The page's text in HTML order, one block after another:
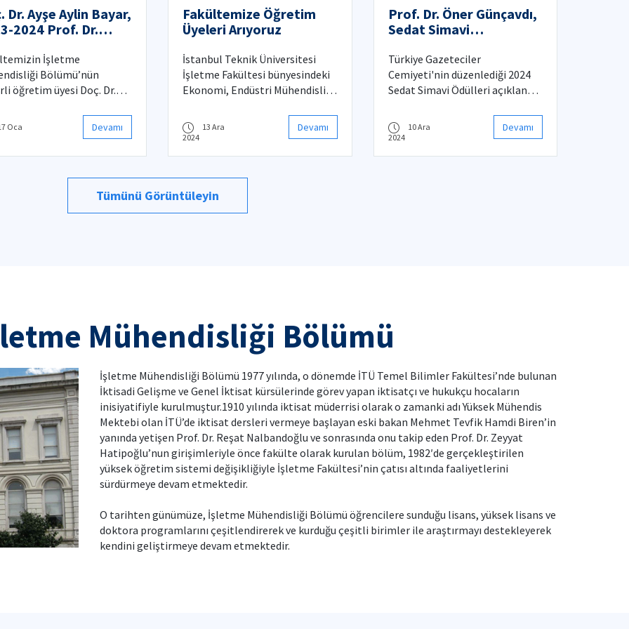
Award) layık görülmüştür.
Dr. Ayşe Aylin Bayar,
2024 Prof. Dr.
büyük onur
İşletme
Bölümü’nün
öğretim üyesi Doç. Dr.
yılında
üstün nitelikli
Üstünel Araştırma
layık görülmüştür.
Oca
Devamı
Fakültemize Öğretim
Üyeleri Arıyoruz
İstanbul Teknik Üniversitesi
İşletme Fakültesi bünyesindeki
Ekonomi, Endüstri Mühendisliği,
bölümlerine çeşitli kadrolarda
öğretim üyesi arayışımız devam
13 Ara
2024
Devamı
Prof. Dr. Öner Günçavdı,
Sedat Simavi
Türkiye Gazeteciler
Cemiyeti'nin düzenlediği 2024
Sedat Simavi Ödülleri açıklandı.
Büyüdük? 2001 Sonrası Büyüme
Üzerine Analitik Bir İnceleme"
10 Ara
2024
Devamı
Tümünü Görüntüleyin
Mühendisliği Bölümü
İşletme Mühendisliği Bölümü 1977 yılında, o dönemde İTÜ Temel Bilimler Fakültesi’nde bulunan
İktisadi Gelişme ve Genel İktisat kürsülerinde görev yapan iktisatçı ve hukukçu hocaların
inisiyatifiyle kurulmuştur.1910 yılında iktisat müderrisi olarak o zamanki adı Yüksek Mühendis
Mektebi olan İTÜ’de iktisat dersleri vermeye başlayan eski bakan Mehmet Tevfik Hamdi Biren’in
yanında yetişen Prof. Dr. Reşat Nalbandoğlu ve sonrasında onu takip eden Prof. Dr. Zeyyat
Hatipoğlu’nun girişimleriyle önce fakülte olarak kurulan bölüm, 1982′de gerçekleştirilen
yüksek öğretim sistemi değişikliğiyle İşletme Fakültesi’nin çatısı altında faaliyetlerini
sürdürmeye devam etmektedir.
O tarihten günümüze, İşletme Mühendisliği Bölümü öğrencilere sunduğu lisans, yüksek lisans ve
doktora programlarını çeşitlendirerek ve kurduğu çeşitli birimler ile araştırmayı destekleyerek
kendini geliştirmeye devam etmektedir.